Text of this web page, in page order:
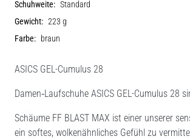
Schuhweite: Standard
Gewicht: 223 g
Farbe: braun
ASICS GEL-Cumulus 28
Damen‑Laufschuhe ASICS GEL-Cumulus
Schäume FF BLAST MAX ist einer unserer
ein softes, wolkenähnliches Gefühl zu